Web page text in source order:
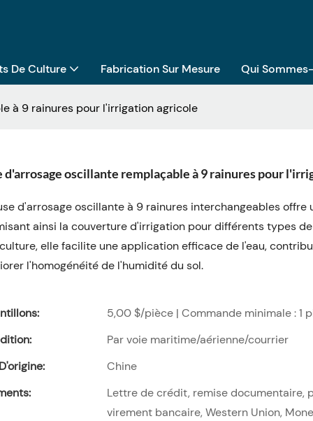
De Culture Fabrication Sur Mesure Qui
à 9 rainures pour l'irrigation agricole
d'arrosage oscillante remplaçable à 9 rainures pour
d'arrosage oscillante à 9 rainures interchangeables
ainsi la couverture d'irrigation pour différents types
elle facilite une application efficace de l'eau,
l'homogénéité de l'humidité du sol.
5,00 $/pièce | Commande minimale : 1
Par voie maritime/aérienne/courrier
Chine
Lettre de crédit, remise documentaire,
virement bancaire, Western Union,